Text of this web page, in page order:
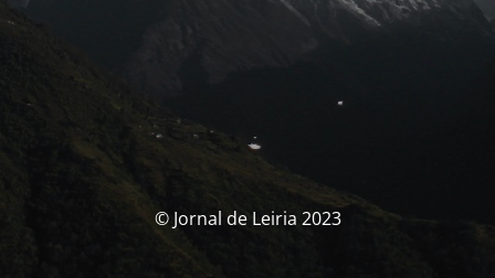
© Jornal de Leiria 2023